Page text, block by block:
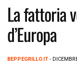
La fattoria
d’Europa
BEPPEGRILLO.IT -